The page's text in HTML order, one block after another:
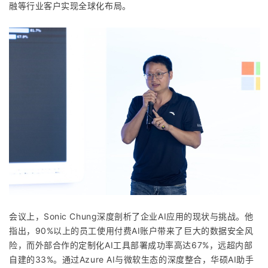
融等行业客户实现全球化布局。
会议上，Sonic Chung深度剖析了企业AI应用的现状与挑战。他
指出，90%以上的员工使用付费AI账户带来了巨大的数据安全风
险，而外部合作的定制化AI工具部署成功率高达67%，远超内部
自建的33%。通过Azure AI与微软生态的深度整合，华硕AI助手